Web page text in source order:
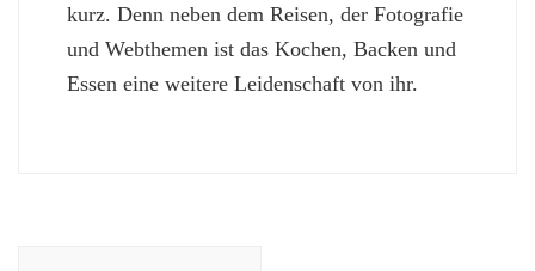
kurz. Denn neben dem Reisen, der Fotografie
und Webthemen ist das Kochen, Backen und
Essen eine weitere Leidenschaft von ihr.